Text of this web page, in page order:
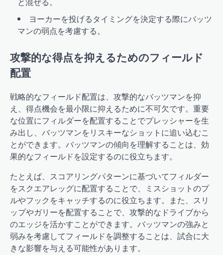
ヨーカーを投げるタイミングを決定する際にバッツ
マンの弱点を考慮する。
攻撃的な得点を抑えるためのフィールド
配置
戦略的なフィールド配置は、攻撃的なバッツマンを抑
え、得点機会を最小限に抑えるために不可欠です。重要
な位置にフィルダーを配置することでプレッシャーを生
み出し、バッツマンをリスキーなショットに追い込むこ
とができます。バッツマンの傾向を理解することは、効
果的なフィールドを設定するのに役立ちます。
たとえば、スコアリングパターンに基づいてフィルダー
をスクエアレッグに配置することで、ミスショットのプ
ルやフックをキャッチするのに役立ちます。また、スリ
ップやガリーを配置することで、攻撃的なドライブから
のエッジを活かすことができます。バッツマンの強みと
弱みを考慮してフィールドを調整することは、試合に大
きな影響を与える可能性があります。